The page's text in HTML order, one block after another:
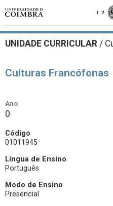
UNIDADE CURRICULAR /
Culturas Francófonas
Ano
0
Código
01011945
Língua de Ensino
Português
Modo de Ensino
Presencial